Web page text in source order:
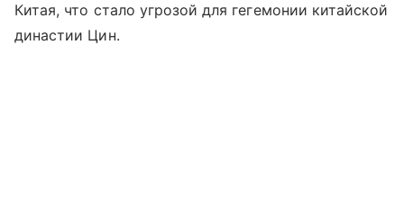
Китая, что стало угрозой для гегемонии китайской
династии Цин.